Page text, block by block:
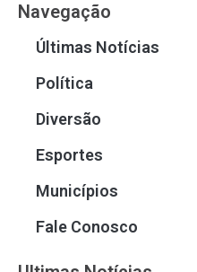
Navegação
Últimas Notícias
Política
Diversão
Esportes
Municípios
Fale Conosco